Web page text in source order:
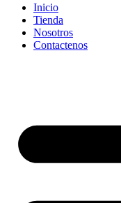
Inicio
Tienda
Nosotros
Contactenos